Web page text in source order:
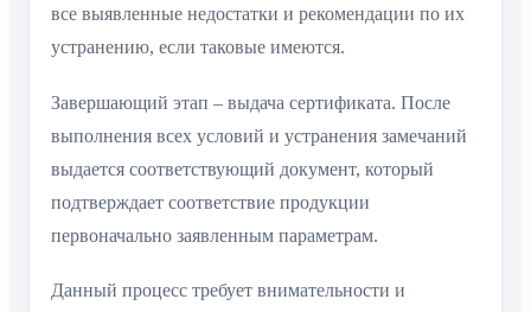
все выявленные недостатки и рекомендации по их
устранению, если таковые имеются.
Завершающий этап – выдача сертификата. После
выполнения всех условий и устранения замечаний
выдается соответствующий документ, который
подтверждает соответствие продукции
первоначально заявленным параметрам.
Данный процесс требует внимательности и